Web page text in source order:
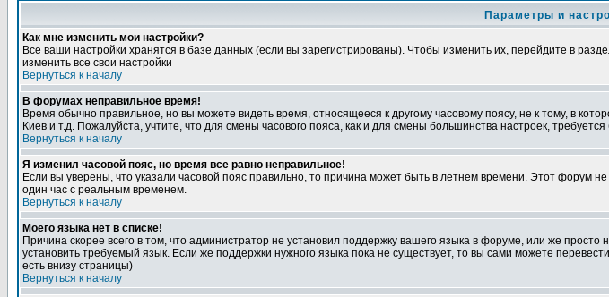
Параметры и
Как мне изменить мои настройки?
Все ваши настройки хранятся в базе данных (если вы зарегистрированы). Чтобы изменить их, перейдите в
изменить все свои настройки
Вернуться к началу
В форумах неправильное время!
Время обычно правильное, но вы можете видеть время, относящееся к другому часовому поясу, не к тому, в
Киев и т.д. Пожалуйста, учтите, что для смены часового пояса, как и для смены большинства настроек,
Вернуться к началу
Я изменил часовой пояс, но время все равно неправильное!
Если вы уверены, что указали часовой пояс правильно, то причина может быть в летнем времени. Этот форум
один час с реальным временем.
Вернуться к началу
Моего языка нет в списке!
Причина скорее всего в том, что администратор не установил поддержку вашего языка в форуме, или же
установить требуемый язык. Если же поддержки нужного языка пока не существует, то вы сами можете
есть внизу страницы)
Вернуться к началу